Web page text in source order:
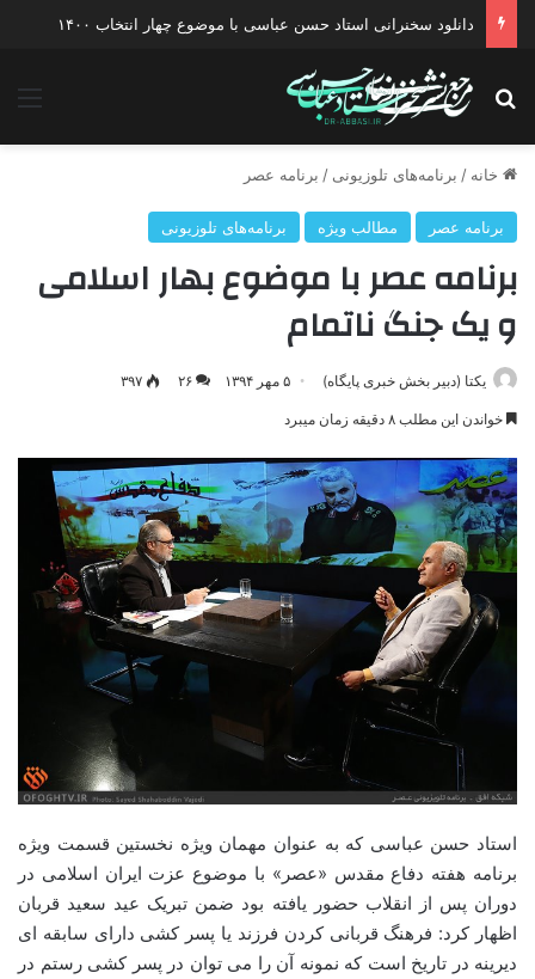
دانلود گفتگو با موضوع جنگ دیپلماتیک آمریکا علیه ایران
جستجو برای
خانه / برنامه‌های تلوزیونی / برنامه عصر
برنامه عصر مطالب ویژه برنامه‌های تلوزیونی
برنامه عصر با موضوع بهار اسلامی
و یک جنگ ناتمام
یکتا (دبیر بخش خبری پایگاه) ۵ مهر ۱۳۹۴ ۲۶ ۳۹۷
خواندن این مطلب ۸ دقیقه زمان میبرد
استاد حسن عباسی که به عنوان مهمان ویژه نخستین قسمت ویژه
برنامه هفته دفاع مقدس «عصر» با موضوع عزت ایران اسلامی در
دوران پس از انقلاب حضور یافته بود ضمن تبریک عید سعید قربان
اظهار کرد: فرهنگ قربانی کردن فرزند یا پسر کشی دارای سابقه ای
دیرینه در تاریخ است که نمونه آن را می توان در پسر کشی رستم در